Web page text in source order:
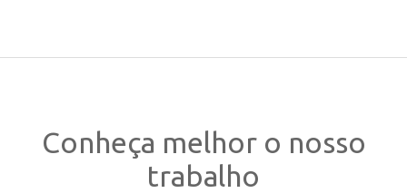
Conheça melhor o nosso
trabalho